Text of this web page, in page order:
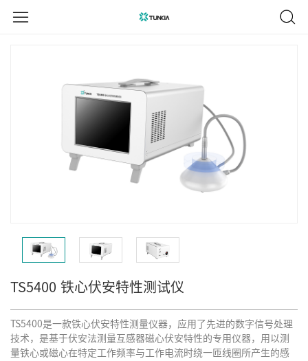
TS5400 铁心伏安特性测试仪
TS5400是一款铁心伏安特性测量仪器，应用了先进的数字信号处理
技术，是基于伏安法测量互感器磁心伏安特性的专用仪器，用以测
量铁心或磁心在特定工作频率与工作电流时绕一匝线圈所产生的感